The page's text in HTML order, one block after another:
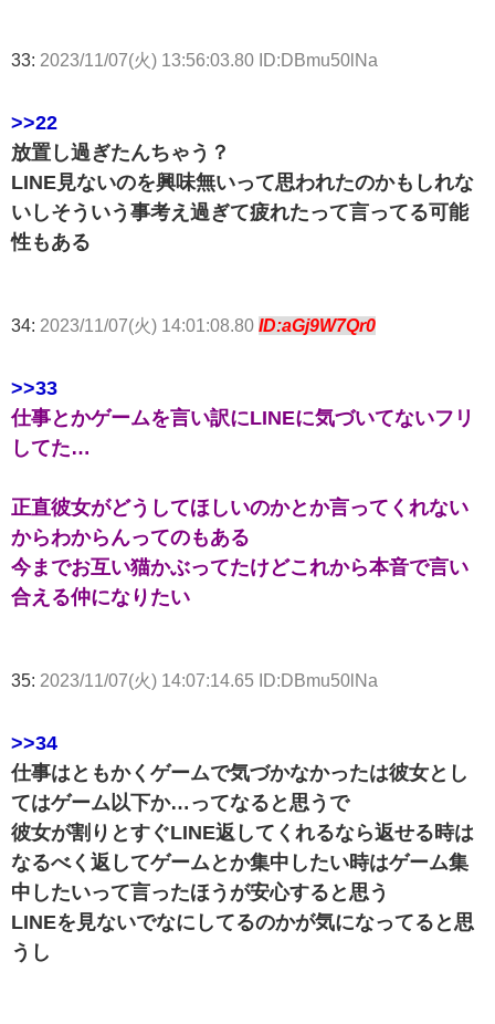
33: 2023/11/07(火) 13:56:03.80 ID:DBmu50lNa
>>22
放置し過ぎたんちゃう？
LINE見ないのを興味無いって思われたのかもしれな
いしそういう事考え過ぎて疲れたって言ってる可能
性もある
34: 2023/11/07(火) 14:01:08.80 ID:aGj9W7Qr0
>>33
仕事とかゲームを言い訳にLINEに気づいてないフリ
してた…
正直彼女がどうしてほしいのかとか言ってくれない
からわからんってのもある
今までお互い猫かぶってたけどこれから本音で言い
合える仲になりたい
35: 2023/11/07(火) 14:07:14.65 ID:DBmu50lNa
>>34
仕事はともかくゲームで気づかなかったは彼女とし
てはゲーム以下か…ってなると思うで
彼女が割りとすぐLINE返してくれるなら返せる時は
なるべく返してゲームとか集中したい時はゲーム集
中したいって言ったほうが安心すると思う
LINEを見ないでなにしてるのかが気になってると思
うし